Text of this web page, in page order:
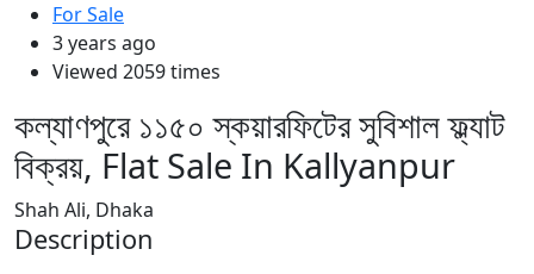
For Sale
3 years ago
Viewed 2059 times
কল্যাণপুরে ১১৫০ স্কয়ারফিটের সুবিশাল ফ্ল্যাট
বিক্রয়, Flat Sale In Kallyanpur
Shah Ali, Dhaka
Description